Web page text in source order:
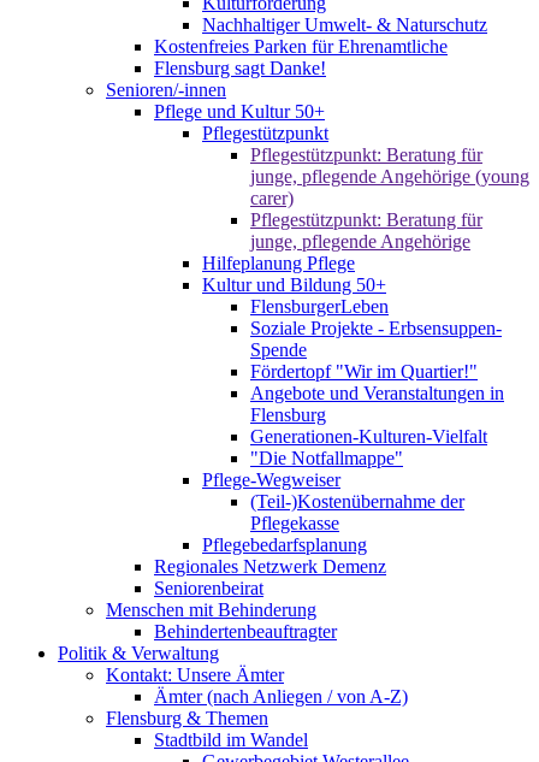
Nachhaltiger Umwelt- & Naturschutz
Kostenfreies Parken für Ehrenamtliche
Flensburg sagt Danke!
Senioren/-innen
Pflege und Kultur 50+
Pflegestützpunkt
Pflegestützpunkt: Beratung für
junge, pflegende Angehörige (young
carer)
Pflegestützpunkt: Beratung für
junge, pflegende Angehörige
Hilfeplanung Pflege
Kultur und Bildung 50+
FlensburgerLeben
Soziale Projekte - Erbsensuppen-
Spende
Fördertopf "Wir im Quartier!"
Angebote und Veranstaltungen in
Flensburg
Generationen-Kulturen-Vielfalt
"Die Notfallmappe"
Pflege-Wegweiser
(Teil-)Kostenübernahme der
Pflegekasse
Pflegebedarfsplanung
Regionales Netzwerk Demenz
Seniorenbeirat
Menschen mit Behinderung
Behindertenbeauftragter
Politik & Verwaltung
Kontakt: Unsere Ämter
Ämter (nach Anliegen / von A-Z)
Flensburg & Themen
Stadtbild im Wandel